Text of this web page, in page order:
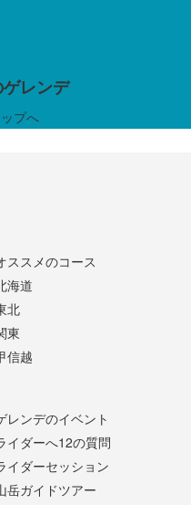
レンデ
ススメのコース
海道
北
東
信越
レンデのイベント
イダーへ12の質問
イダーセッション
岳ガイドツアー